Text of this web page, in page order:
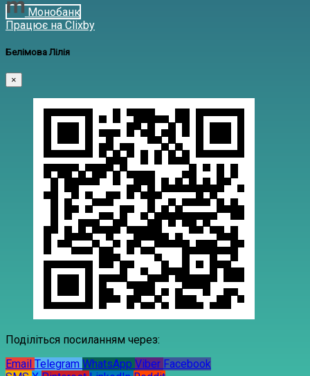
Монобанк
Працює на Clixby
Белімова Лілія
×
Поділіться посиланням через:
Email Telegram WhatsApp Viber Facebook